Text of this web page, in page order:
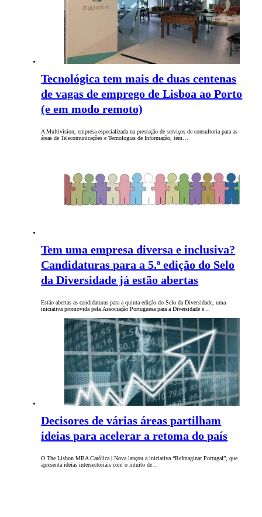
Tecnológica tem mais de duas centenas
de vagas de emprego de Lisboa ao Porto
(e em modo remoto)
A Multivision, empresa especializada na prestação de serviços de consultoria para as
áreas de Telecomunicações e Tecnologias de Informação, tem…
Tem uma empresa diversa e inclusiva?
Candidaturas para a 5.ª edição do Selo
da Diversidade já estão abertas
Estão abertas as candidaturas para a quinta edição do Selo da Diversidade, uma
iniciativa promovida pela Associação Portuguesa para a Diversidade e…
Decisores de várias áreas partilham
ideias para acelerar a retoma do país
O The Lisbon MBA Católica | Nova lançou a iniciativa “ReImaginar Portugal”, que
apresenta ideias intersectoriais com o intuito de…